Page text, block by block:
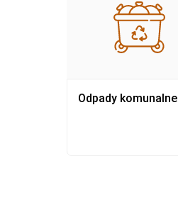
Odpady komunalne